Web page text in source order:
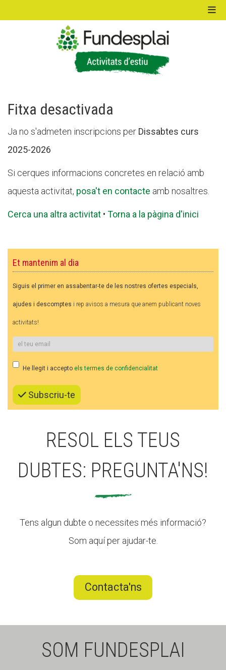
Fitxa desactivada
Ja no s'admeten inscripcions per Dissabtes curs
2025-2026
Si cerques informacions concretes en relació amb
aquesta activitat, posa't en contacte amb nosaltres.
Cerca una altra activitat • Torna a la pàgina d'inici
Et mantenim al dia
Siguis el primer en assabentar-te de les nostres ofertes especials,
ajudes i descomptes i rep avisos a mesura que anem publicant noves
activitats!
He llegit i accepto els termes de confidencialitat
Subscriu-te
RESOL ELS TEUS
DUBTES: PREGUNTA'NS!
Tens algun dubte o necessites més informació?
Som aquí per ajudar-te.
Contacta'ns
SOM FUNDESPLAI
ACTIVITATS D'ESTIU
MÓN ESCOLAR
ALBERG CENTRE ESPLAI
FORMACIÓ
ACCIÓ SOCIAL I JOVES
SUPORT TERCER SECTOR
ACTUALITAT